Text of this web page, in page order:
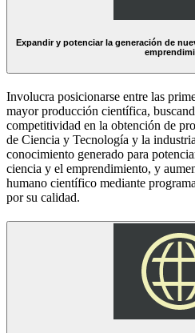
Expandir y potenciar la generación de
Involucra posicionarse entre las
mayor producción científica,
competitividad en la obtención de
de Ciencia y Tecnología y la
conocimiento generado para
ciencia y el emprendimiento, y
humano científico mediante
por su calidad.